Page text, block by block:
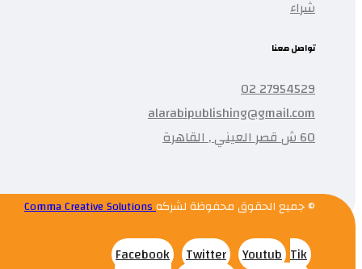
شراء
تواصل معنا
27954529 02
alarabipublishing@gmail.com
60 ش قصر العيني , القاهرة
© جميع الحقوق محفوظة لشركهComma Creative Solutions
Facebook Twitter Youtub Tik